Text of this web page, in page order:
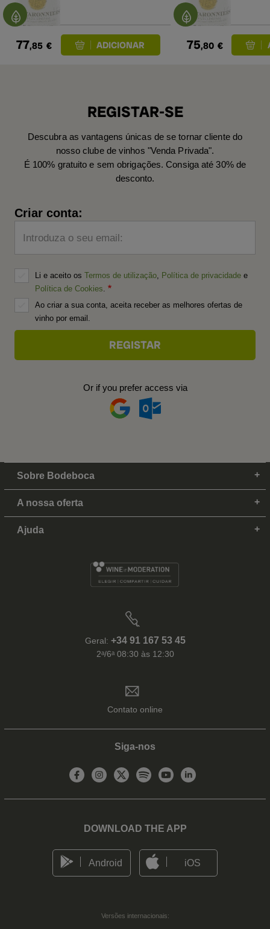
77,85 € 75,80 €
REGISTAR-SE
Descubra as vantagens únicas de se tornar cliente do
nosso clube de vinhos "Venda Privada".
É 100% gratuito e sem obrigações. Consiga até 30% de
desconto.
Criar conta:
Introduza o seu email:
Li e aceito os Termos de utilização Política de privacidade e
Política de Cookies
Ao criar a sua conta, aceita receber as melhores ofertas de
vinho por email.
Or if you prefer access via
Sobre Bodeboca
A nossa oferta
Ajuda
Geral: +34 91 167 53 45
2ᵃ/6ᵃ 08:30 às 12:30
Contato online
Siga-nos
DOWNLOAD THE APP
Android iOS
Versões internacionais: